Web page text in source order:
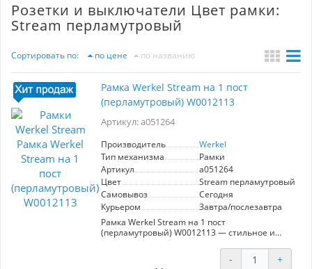
Розетки и выключатели Цвет рамки:
Stream перламутровый
Сортировать по: по цене по названию
Рамка Werkel Stream на 1 пост
(перламутровый) W0012113
Артикул: a051264
Производитель
Werkel
Тип механизма
Рамки
Артикул
a051264
Цвет
Stream перламутровый
Самовывоз
Сегодня
Курьером
Завтра/послезавтра
Рамка Werkel Stream на 1 пост
(перламутровый) W0012113 — стильное и
интерьера. Изготовленная из
высококачественного пластика, рамка
- +